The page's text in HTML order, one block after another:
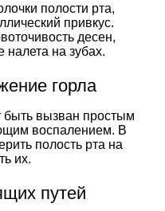
полости рта,
привкус.
десен,
налета на зубах.
горла
быть вызван простым
воспалением. В
полость рта на
их.
путей